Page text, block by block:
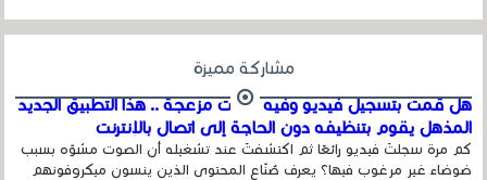
مشاركة مميزة
هل قمت بتسجيل فيديو وفيه أصوت مزعجة .. هذا التطبيق الجديد
المذهل يقوم بتنظيفه دون الحاجة إلى اتصال بالإنترنت
كم مرة سجلتَ فيديو رائعًا ثم اكتشفتَ عند تشغيله أن الصوت مشوّه بسبب
ضوضاء غير مرغوب فيها؟ يعرف صُنّاع المحتوى الذين ينسون ميكروفونهم